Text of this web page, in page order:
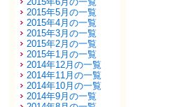
2015年5月の一覧
2015年4月の一覧
2015年3月の一覧
2015年2月の一覧
2015年1月の一覧
2014年12月の一覧
2014年11月の一覧
2014年10月の一覧
2014年9月の一覧